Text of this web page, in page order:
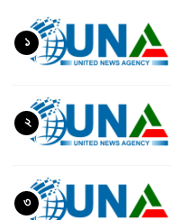
১
২
৩